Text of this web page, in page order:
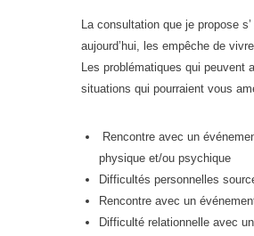
La consultation que je propose
aujourd’hui, les empêche de
Les problématiques qui peuvent
situations qui pourraient vous
Rencontre avec un
physique et/ou psychique
Difficultés personnelles
Rencontre avec un
Difficulté relationnelle avec